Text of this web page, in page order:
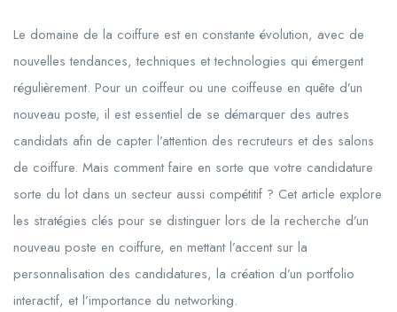
Le domaine de la coiffure est en constante évolution, avec de
nouvelles tendances, techniques et technologies qui émergent
régulièrement. Pour un coiffeur ou une coiffeuse en quête d’un
nouveau poste, il est essentiel de se démarquer des autres
candidats afin de capter l’attention des recruteurs et des salons
de coiffure. Mais comment faire en sorte que votre candidature
sorte du lot dans un secteur aussi compétitif ? Cet article explore
les stratégies clés pour se distinguer lors de la recherche d’un
nouveau poste en coiffure, en mettant l’accent sur la
personnalisation des candidatures, la création d’un portfolio
interactif, et l’importance du networking.